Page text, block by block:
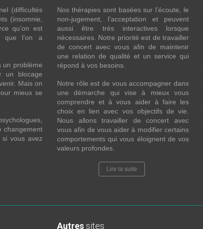
(difficultés
(insomnie,
qu’on est
que l’on a
un problème
un blocage
Mais on
mieux se
changement
vous avez
Nos thérapies sont basées sur l’écoute, le
non-jugement, l’acceptation et peuvent
aussi être très interactives lorsque
nécessaires. Notre priorité est de travailler
de concert avec vous afin de maintenir
une relation de qualité et un service qui
répond à vos besoins.
Notre rôle est de vous accompagner dans
une démarche qui vise à mieux vous
comprendre et à vous aider à faire les
choix en lien avec vos objectifs de vie.
Nous allons travailler de concert avec
vous afin de vous aider à modifier certains
comportements qui vous éloignent de vos
valeurs profondes.
Lire la suite
Autressites